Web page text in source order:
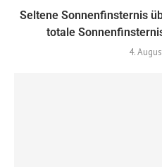
Seltene Sonnenfinsternis
totale
4.